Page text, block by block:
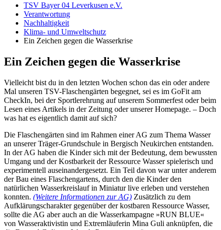
TSV Bayer 04 Leverkusen e.V.
Verantwortung
Nachhaltigkeit
Klima- und Umweltschutz
Ein Zeichen gegen die Wasserkrise
Ein Zeichen gegen die Wasserkrise
Vielleicht bist du in den letzten Wochen schon das ein oder andere
Mal unseren TSV-Flaschengärten begegnet, sei es im GoFit am
CheckIn, bei der Sportlerehrung auf unserem Sommerfest oder beim
Lesen eines Artikels in der Zeitung oder unserer Homepage. – Doch
was hat es eigentlich damit auf sich?
Die Flaschengärten sind im Rahmen einer AG zum Thema Wasser
an unserer Träger-Grundschule in Bergisch Neukirchen entstanden.
In der AG haben die Kinder sich mit der Bedeutung, dem bewussten
Umgang und der Kostbarkeit der Ressource Wasser spielerisch und
experimentell auseinandergesetzt. Ein Teil davon war unter anderem
der Bau eines Flaschengartens, durch den die Kinder den
natürlichen Wasserkreislauf in Miniatur live erleben und verstehen
konnten. (Weitere Informationen zur AG) Zusätzlich zu dem
Aufklärungscharakter gegenüber der kostbaren Ressource Wasser,
sollte die AG aber auch an die Wasserkampagne »RUN BLUE«
von Wasseraktivistin und Extremläuferin Mina Guli anknüpfen, die